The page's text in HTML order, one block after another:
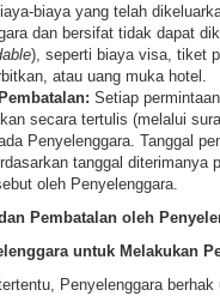
biaya yang telah
dan bersifat tidak dapat
), seperti biaya visa, tiket
atau uang muka hotel.
Setiap
secara tertulis (melalui
Penyelenggara. Tanggal
tanggal diterimanya
oleh Penyelenggara.
Pembatalan oleh
untuk Melakukan
Penyelenggara berhak